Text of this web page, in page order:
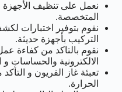
نعمل على تنظيف الأجهزة
المتخصصة.
نقوم بتوفير اختبارات
التركيب بأجهزة حديثة.
نقوم بالتاكد من كفاءة
الالكترونية والحساسات و
تعبئة غاز الفريون و
الحرارة.